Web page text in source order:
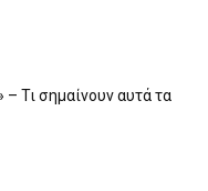
Τι σημαίνουν αυτά τα